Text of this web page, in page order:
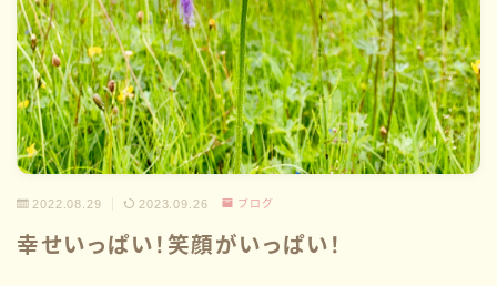
2022.08.29 2023.09.26 ブログ
幸せいっぱい！笑顔がいっぱい！